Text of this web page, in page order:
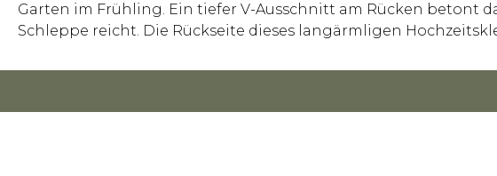
Garten im Frühling. Ein tiefer V-Ausschnitt am Rücken betont
Schleppe reicht. Die Rückseite dieses langärmligen